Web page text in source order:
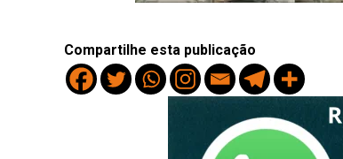
Compartilhe esta publicação